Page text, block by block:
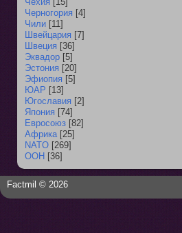
Черногория [4]
Чили [11]
Швейцария [7]
Швеция [36]
Эквадор [5]
Эстония [20]
Эфиопия [5]
ЮАР [13]
Югославия [2]
Япония [74]
Евросоюз [82]
Африка [25]
NATO [269]
ООН [36]
Factmil © 2026